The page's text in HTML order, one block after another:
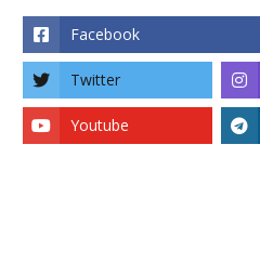
Facebook
Twitter
Youtube